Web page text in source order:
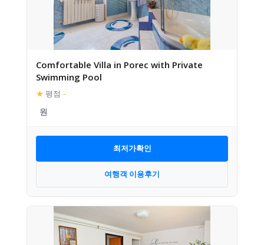
Comfortable Villa in Porec with Private
Swimming Pool
★ 평점 –
최저가확인
여행객 이용후기